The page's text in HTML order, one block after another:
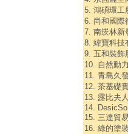
5. 鴻碩環工
6. 尚和國際
7. 南崁林新
8. 緯寶科技
9. 五和裝飾
10. 自然動
11. 青島久
12. 茶基礎
13. 露比夫
14.
15. 三達貿
16. 綠的塗